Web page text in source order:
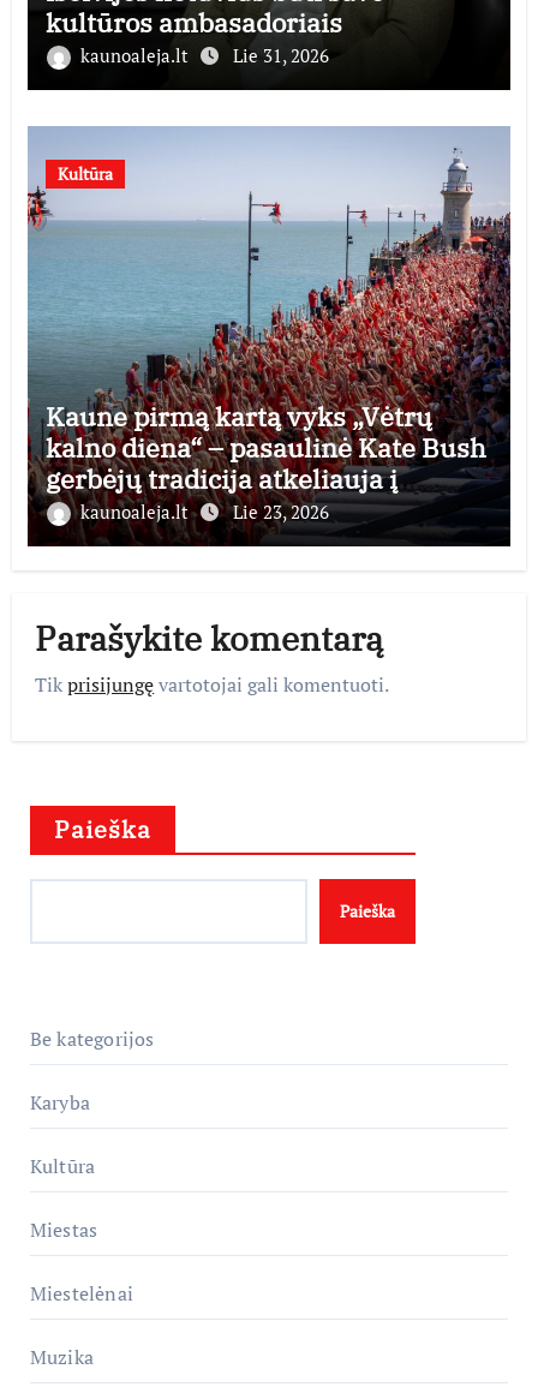
kultūros ambasadoriais
kaunoaleja.lt Lie 31, 2026
Kultūra
Kaune pirmą kartą vyks „Vėtrų
kalno diena“ – pasaulinė Kate Bush
gerbėjų tradicija atkeliauja į
Lietuvą
kaunoaleja.lt Lie 23, 2026
Parašykite komentarą
Tikprisijungęvartotojai gali komentuoti.
Paieška
Paieška
Be kategorijos
Karyba
Kultūra
Miestas
Miestelėnai
Muzika